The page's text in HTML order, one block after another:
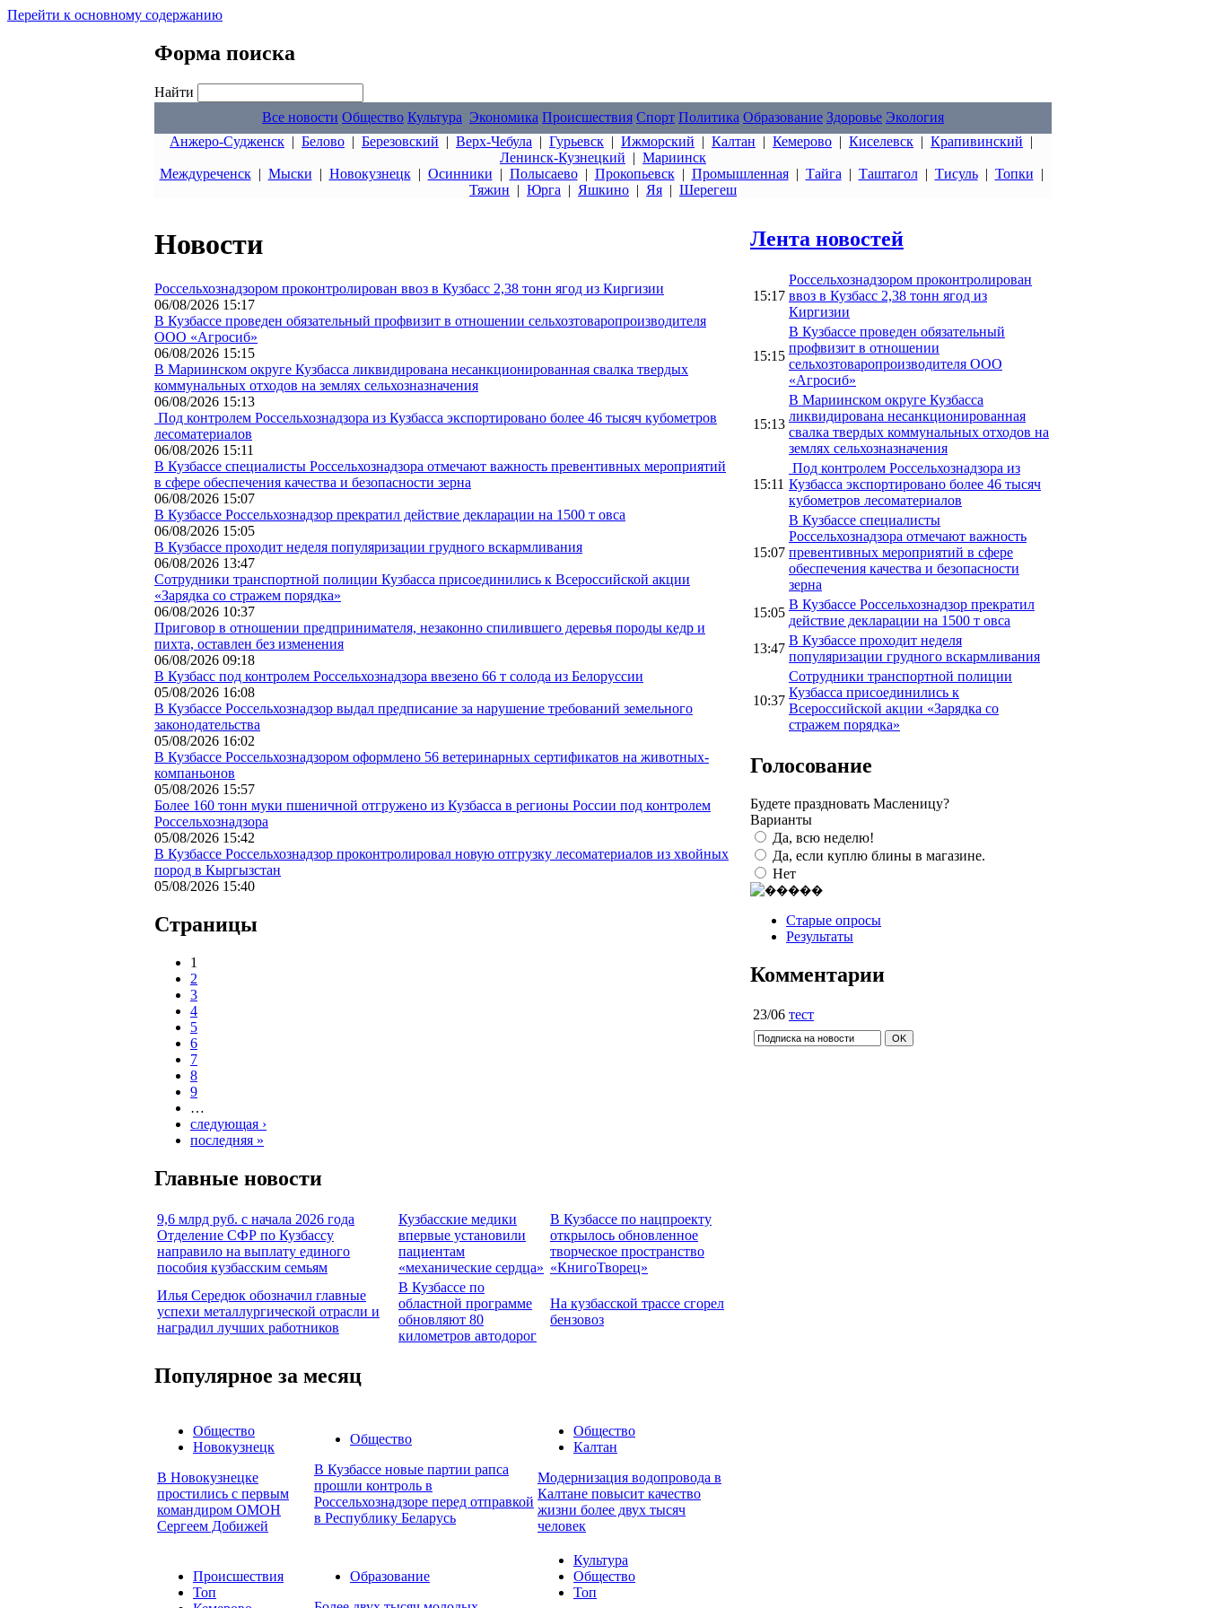
Перейти к основному содержанию
Форма поиска
Найти
Все новости Общество Культура Экономика Происшествия Спорт Политика Образование Здоровье Экология
Анжеро-Судженск | Белово | Березовский | Верх-Чебула | Гурьевск | Ижморский | Калтан | Кемерово | Киселевск | Крапивинский |
Ленинск-Кузнецкий | Мариинск
Междуреченск| Мыски | Новокузнецк| Осинники | Полысаево| Прокопьевск| Промышленная| Тайга | Таштагол| Тисуль| Топки |
Тяжин | Юрга | Яшкино | Яя | Шерегеш
Новости
Россельхознадзором проконтролирован ввоз в Кузбасс 2,38 тонн ягод из Киргизии
06/08/2026 15:17
В Кузбассе проведен обязательный профвизит в отношении сельхозтоваропроизводителя
ООО «Агросиб»
06/08/2026 15:15
В Мариинском округе Кузбасса ликвидирована несанкционированная свалка твердых
коммунальных отходов на землях сельхозназначения
06/08/2026 15:13
Под контролем Россельхознадзора из Кузбасса экспортировано более 46 тысяч кубометров
лесоматериалов
06/08/2026 15:11
В Кузбассе специалисты Россельхознадзора отмечают важность превентивных мероприятий
в сфере обеспечения качества и безопасности зерна
06/08/2026 15:07
В Кузбассе Россельхознадзор прекратил действие декларации на 1500 т овса
06/08/2026 15:05
В Кузбассе проходит неделя популяризации грудного вскармливания
06/08/2026 13:47
Сотрудники транспортной полиции Кузбасса присоединились к Всероссийской акции
«Зарядка со стражем порядка»
06/08/2026 10:37
Приговор в отношении предпринимателя, незаконно спилившего деревья породы кедр и
пихта, оставлен без изменения
06/08/2026 09:18
В Кузбасс под контролем Россельхознадзора ввезено 66 т солода из Белоруссии
05/08/2026 16:08
В Кузбассе Россельхознадзор выдал предписание за нарушение требований земельного
законодательства
05/08/2026 16:02
В Кузбассе Россельхознадзором оформлено 56 ветеринарных сертификатов на животных-
компаньонов
05/08/2026 15:57
Более 160 тонн муки пшеничной отгружено из Кузбасса в регионы России под контролем
Россельхознадзора
05/08/2026 15:42
В Кузбассе Россельхознадзор проконтролировал новую отгрузку лесоматериалов из хвойных
пород в Кыргызстан
05/08/2026 15:40
Страницы
1
2
3
4
5
6
7
8
9
…
следующая ›
последняя »
Главные новости
9,6 млрд руб. с начала 2026 года
Отделение СФР по Кузбассу
направило на выплату единого
пособия кузбасским семьям
Кузбасские медики
впервые установили
пациентам
«механические сердца»
В Кузбассе по нацпроекту
открылось обновленное
творческое пространство
«КнигоТворец»
Илья Середюк обозначил главные
успехи металлургической отрасли и
наградил лучших работников
В Кузбассе по
областной программе
обновляют 80
километров автодорог
На кузбасской трассе сгорел
бензовоз
Популярное за месяц
Общество
Новокузнецк
В Новокузнецке
простились с первым
командиром ОМОН
Сергеем Добижей
Общество
В Кузбассе новые партии рапса
прошли контроль в
Россельхознадзоре перед отправкой
в Республику Беларусь
Общество
Калтан
Модернизация водопровода в
Калтане повысит качество
жизни более двух тысяч
человек
Происшествия
Топ
Образование
Культура
Общество
Топ
Лента новостей
15:17
Россельхознадзором проконтролирован
ввоз в Кузбасс 2,38 тонн ягод из
Киргизии
15:15
В Кузбассе проведен обязательный
профвизит в отношении
сельхозтоваропроизводителя ООО
«Агросиб»
15:13
В Мариинском округе Кузбасса
ликвидирована несанкционированная
свалка твердых коммунальных отходов на
землях сельхозназначения
15:11
Под контролем Россельхознадзора из
Кузбасса экспортировано более 46 тысяч
кубометров лесоматериалов
15:07
В Кузбассе специалисты
Россельхознадзора отмечают важность
превентивных мероприятий в сфере
обеспечения качества и безопасности
зерна
15:05
В Кузбассе Россельхознадзор прекратил
действие декларации на 1500 т овса
13:47
В Кузбассе проходит неделя
популяризации грудного вскармливания
10:37
Сотрудники транспортной полиции
Кузбасса присоединились к
Всероссийской акции «Зарядка со
стражем порядка»
Голосование
Будете праздновать Масленицу?
Варианты
Да, всю неделю!
Да, если куплю блины в магазине.
Нет
Старые опросы
Результаты
Комментарии
23/06 тест